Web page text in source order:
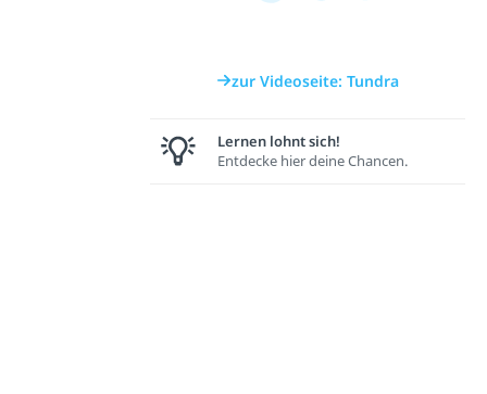
zur Videoseite: Tundra
Lernen lohnt sich!
Entdecke hier deine Chancen.